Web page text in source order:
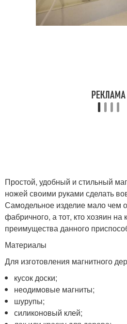
Простой, удобный и стильный
ножей своими руками сделать
Самодельное изделие мало чем
фабричного, а тот, кто хозяин на
преимущества данного
Материалы
Для изготовления магнитного
кусок доски;
неодимовые магниты;
шурупы;
силиконовый клей;